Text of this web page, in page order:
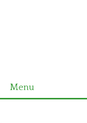
Menu